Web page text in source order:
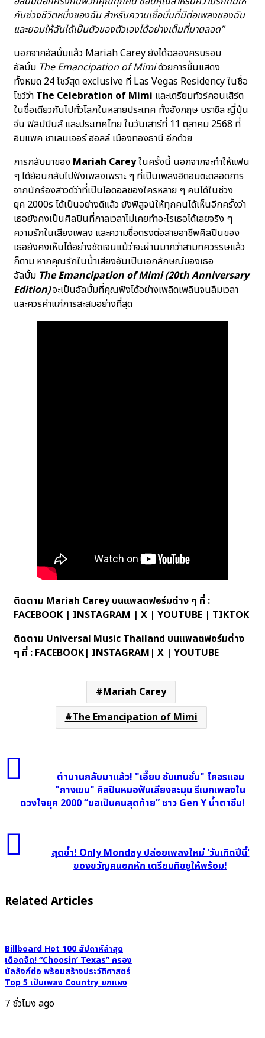
กับช่วงชีวิตหนึ่งของฉัน สำหรับความเชื่อมั่นที่มีต่อเพลงของฉัน
และยอมให้ฉันได้เป็นตัวของตัวเองได้อย่างเต็มที่มาตลอด”
นอกจากอัลบั้มแล้ว Mariah Carey ยังได้ฉลองครบรอบ
อัลบั้ม The Emancipation of Mimiด้วยการขึ้นแสดง
ทั้งหมด 24 โชว์สุด exclusive ที่ Las Vegas Residency ในชื่อ
โชว์ว่า The Celebration of Mimi และเตรียมทัวร์คอนเสิร์ต
ในชื่อเดียวกันไปทั่วโลกในหลายประเทศ ทั้งอังกฤษ บราซิล ญี่ปุ่น
จีน ฟิลิปปินส์ และประเทศไทย ในวันเสาร์ที่ 11 ตุลาคม 2568 ที่
อิมแพค ชาเลนเจอร์ ฮอลล์ เมืองทองธานี อีกด้วย
การกลับมาของ Mariah Careyในครั้งนี้ นอกจากจะทำให้แฟน
ๆ ได้ย้อนกลับไปฟังเพลงเพราะ ๆ ที่เป็นเพลงฮิตอมตะตลอดการ
จากนักร้องสาวดีว่าที่เป็นไอดอลของใครหลาย ๆ คนได้ในช่วง
ยุค 2000s ได้เป็นอย่างดีแล้ว ยังพิสูจน์ให้ทุกคนได้เห็นอีกครั้งว่า
เธอยังคงเป็นศิลปินที่กาลเวลาไม่เคยทำอะไรเธอได้เลยจริง ๆ
ความรักในเสียงเพลง และความซื่อตรงต่อสายอาชีพศิลปินของ
เธอยังคงเห็นได้อย่างชัดเจนแม้ว่าจะผ่านมากว่าสามทศวรรษแล้ว
ก็ตาม หากคุณรักในน้ำเสียงอันเป็นเอกลักษณ์ของเธอ
อัลบั้ม The Emancipation of Mimi (20th Anniversary
Edition)จะเป็นอัลบั้มที่คุณฟังได้อย่างเพลิดเพลินจนลืมเวลา
และควรค่าแก่การสะสมอย่างที่สุด
ติดตาม Mariah Carey บนแพลตฟอร์มต่าง ๆ ที่ :
FACEBOOK | INSTAGRAM | X | YOUTUBE | TIKTOK
ติดตาม Universal Music Thailand บนแพลตฟอร์มต่าง
ๆ ที่ :FACEBOOK| INSTAGRAM| X | YOUTUBE
Mariah Carey
The Emancipation of Mimi
กลับ
แล้ว!
เทนชั่น"
โค
"กางเขน"
ฟัน
เสียง
ละมุน
รี
เม
ตำนานกลับมาแล้ว! "เอี๊ยบ ซับเทนชั่น" โคจรแจม
"กางเขน" ศิลปินหมอฟันเสียงละมุน รีเมกเพลงใน
ดวงใจยุค 2000 “ขอเป็นคนสุดท้าย” ชาว Gen Y น้ำตาซึม!
ช้ำ!
ปล่อย
เพลง
เกิด
ปี
นี้'
ขวัญ
สุดช้ำ! Only Monday ปล่อยเพลงใหม่ 'วันเกิดปีนี้'
ของขวัญคนอกหัก เตรียมทิชชูให้พร้อม!
Related Articles
Billboard Hot 100 สัปดาห์ล่าสุด
เดือดจัด! “Choosin’ Texas” ครอง
บัลลังก์ต่อ พร้อมสร้างประวัติศาสตร์
Top 5 เป็นเพลง Country ยกแผง
7 ชั่วโมง ago